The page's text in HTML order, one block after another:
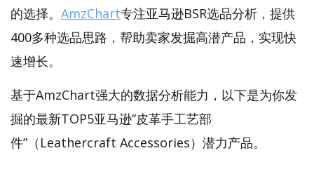
的选择。 AmzChart专注亚马逊BSR选品分析，提供
400多种选品思路，帮助卖家发掘高潜产品，实现快
速增长。
基于AmzChart强大的数据分析能力，以下是为你发
掘的最新TOP5亚马逊“皮革手工艺部
件”（Leathercraft Accessories）潜力产品。